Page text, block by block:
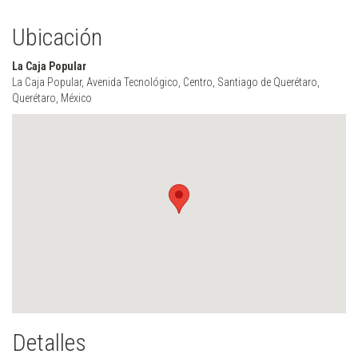
Ubicación
La Caja Popular
La Caja Popular, Avenida Tecnológico, Centro, Santiago de Querétaro,
Querétaro, México
Detalles